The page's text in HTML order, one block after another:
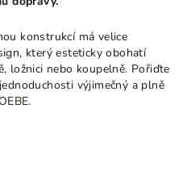
konstrukcí má velice
který esteticky obohatí
ložnici nebo koupelně. Pořiďte
výjimečný a plně